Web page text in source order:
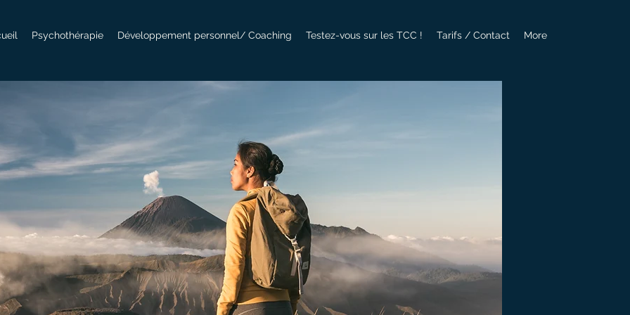
Psychothérapie Développement personnel/ Coaching Testez-vous sur les TCC ! Tarifs / Contact More